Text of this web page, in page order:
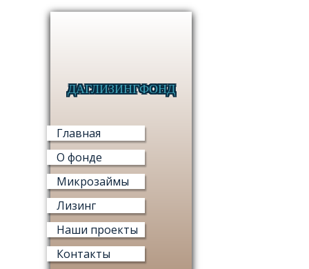
ДАГЛИЗИНГФОНД
Главная
О фонде
Микрозаймы
Лизинг
Наши проекты
Контакты